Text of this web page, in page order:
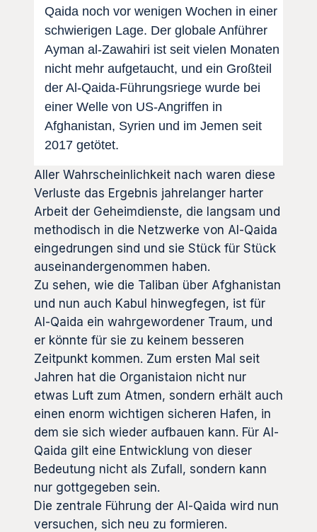
Qaida noch vor wenigen Wochen in einer
schwierigen Lage. Der globale Anführer
Ayman al-Zawahiri ist seit vielen Monaten
nicht mehr aufgetaucht, und ein Großteil
der Al-Qaida-Führungsriege wurde bei
einer Welle von US-Angriffen in
Afghanistan, Syrien und im Jemen seit
2017 getötet.
Aller Wahrscheinlichkeit nach waren diese
Verluste das Ergebnis jahrelanger harter
Arbeit der Geheimdienste, die langsam und
methodisch in die Netzwerke von Al-Qaida
eingedrungen sind und sie Stück für Stück
auseinandergenommen haben.
Zu sehen, wie die Taliban über Afghanistan
und nun auch Kabul hinwegfegen, ist für
Al-Qaida ein wahrgewordener Traum, und
er könnte für sie zu keinem besseren
Zeitpunkt kommen. Zum ersten Mal seit
Jahren hat die Organistaion nicht nur
etwas Luft zum Atmen, sondern erhält auch
einen enorm wichtigen sicheren Hafen, in
dem sie sich wieder aufbauen kann. Für Al-
Qaida gilt eine Entwicklung von dieser
Bedeutung nicht als Zufall, sondern kann
nur gottgegeben sein.
Die zentrale Führung der Al-Qaida wird nun
versuchen, sich neu zu formieren.